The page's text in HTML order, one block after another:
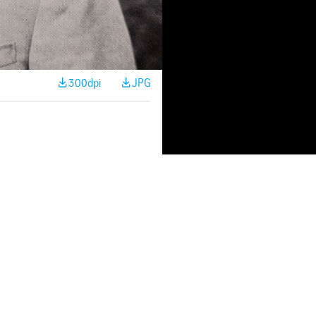
300dpi JPG